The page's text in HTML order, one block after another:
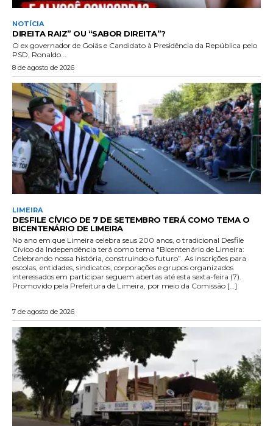
NOTÍCIA
DIREITA RAIZ” OU “SABOR DIREITA”?
O ex governador de Goiás e Candidato à Presidência da República pelo
PSD, Ronaldo...
8 de agosto de 2026
LIMEIRA
DESFILE CÍVICO DE 7 DE SETEMBRO TERÁ COMO TEMA O
BICENTENÁRIO DE LIMEIRA
No ano em que Limeira celebra seus 200 anos, o tradicional Desfile
Cívico da Independência terá como tema “Bicentenário de Limeira:
Celebrando nossa história, construindo o futuro”. As inscrições para
escolas, entidades, sindicatos, corporações e grupos organizados
interessados em participar seguem abertas até esta sexta-feira (7).
Promovido pela Prefeitura de Limeira, por meio da Comissão […]
7 de agosto de 2026